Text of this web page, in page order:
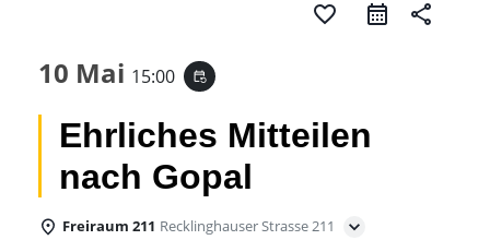
favorite_border share
10 Mai 15:00 event_repeat
Ehrliches Mitteilen
nach Gopal
Freiraum 211 Recklinghauser Strasse 211